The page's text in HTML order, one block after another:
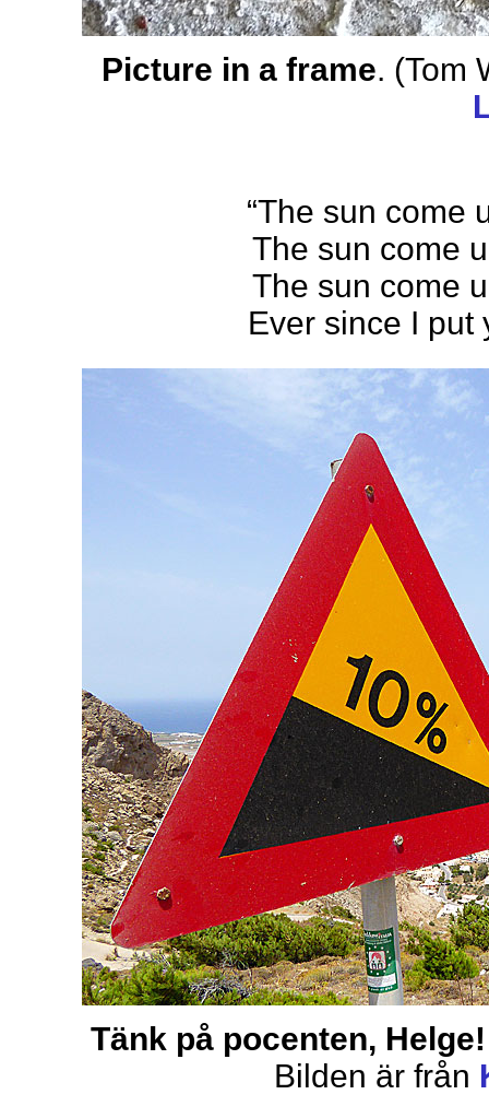
Picture in a frame. (Tom
“The sun come
The sun come
The sun come
Ever since I put
Tänk på pocenten, Helge!
Bilden är från